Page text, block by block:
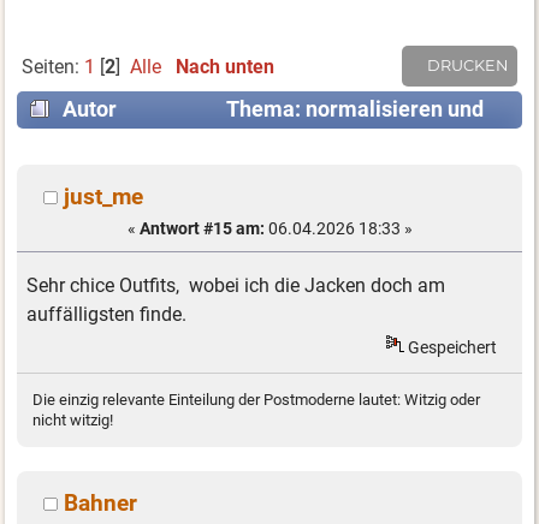
DRUCKEN
Seiten: 1 [2] Alle Nach unten
Autor
Thema: normalisieren und
just_me
« Antwort #15 am: 06.04.2026 18:33 »
Sehr chice Outfits, wobei ich die Jacken doch am
auffälligsten finde.
Gespeichert
Die einzig relevante Einteilung der Postmoderne lautet: Witzig oder
nicht witzig!
Bahner